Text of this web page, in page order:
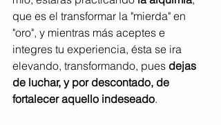
que es el transformar la "mierda" en
"oro", y mientras más aceptes e
integres tu experiencia, ésta se ira
elevando, transformando, pues dejas
de luchar, y por descontado, de
fortalecer aquello indeseado.